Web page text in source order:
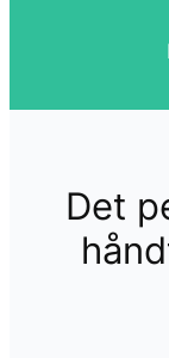
Det